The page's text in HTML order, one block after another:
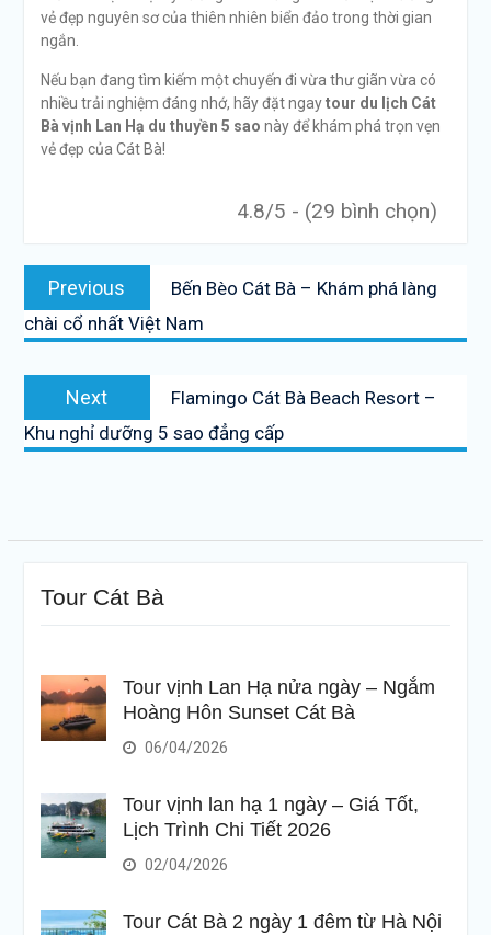
vẻ đẹp nguyên sơ của thiên nhiên biển đảo trong thời gian
ngắn.
Nếu bạn đang tìm kiếm một chuyến đi vừa thư giãn vừa có
nhiều trải nghiệm đáng nhớ, hãy đặt ngaytour du lịch Cát
Bà vịnh Lan Hạ du thuyền 5 sao này để khám phá trọn vẹn
vẻ đẹp của Cát Bà!
4.8/5 - (29 bình chọn)
Điều
hướng
bài
viết
Previous
Previous
post:
Bến Bèo Cát Bà – Khám phá làng
chài cổ nhất Việt Nam
Next
post:
Flamingo Cát Bà Beach Resort –
Khu nghỉ dưỡng 5 sao đẳng cấp
Tour Cát Bà
Tour vịnh Lan Hạ nửa ngày – Ngắm
Hoàng Hôn Sunset Cát Bà
06/04/2026
Tour vịnh lan hạ 1 ngày – Giá Tốt,
Lịch Trình Chi Tiết 2026
02/04/2026
Tour Cát Bà 2 ngày 1 đêm từ Hà Nội